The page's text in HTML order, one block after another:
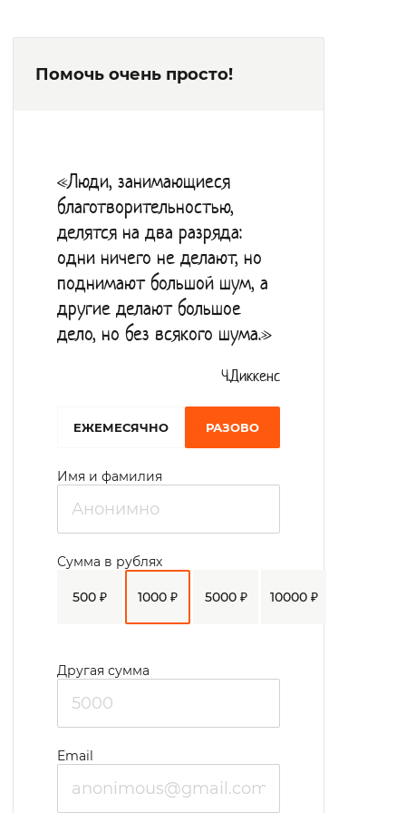
необходимости направляются на
включая кресла-коляски и костыли.
В учреждении функционирует библиотека,
регулярно оформляется подписка на
журналы. Обновляется мебель и посуда,
соблюдаются нормы по одежде и
инвентарю. Каждый получатель
социальной услуги обеспечен всем
Помочь очень просто!
«Люди, занимающиеся
благотворительностью,
делятся на два разряда:
одни ничего не делают, но
поднимают большой шум, а
другие делают большое
дело, но без всякого шума.»
Ч.Диккенс
EЖЕМЕСЯЧНО РАЗОВО
Имя и фамилия
500 ₽ 1000 ₽ 5000 ₽ 10000 ₽
Сумма в рублях
Другая сумма
Email